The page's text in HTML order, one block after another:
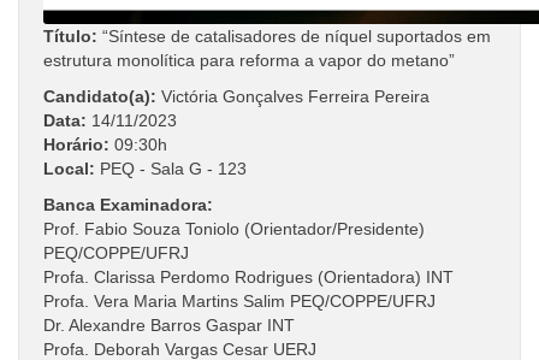
Título: “Síntese de catalisadores de níquel suportados em
estrutura monolítica para reforma a vapor do metano”
Candidato(a): Victória Gonçalves Ferreira Pereira
Data: 14/11/2023
Horário: 09:30h
Local: PEQ - Sala G - 123
Banca Examinadora:
Prof. Fabio Souza Toniolo (Orientador/Presidente)
PEQ/COPPE/UFRJ
Profa. Clarissa Perdomo Rodrigues (Orientadora) INT
Profa. Vera Maria Martins Salim PEQ/COPPE/UFRJ
Dr. Alexandre Barros Gaspar INT
Profa. Deborah Vargas Cesar UERJ